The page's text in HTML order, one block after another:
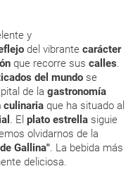
y
del vibrante carácter
que recorre sus calles
del mundo se
de la gastronomía
culinaria que ha situado al
. El plato estrella siguie
olvidarnos de la
Gallina" . La bebida más
deliciosa.
del viaje?
pasaporte para ir
estar en el
un viaje de
web?